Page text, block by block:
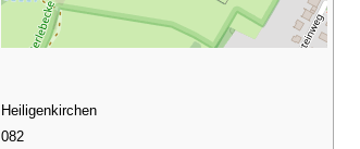
Heiligenkirchen
082